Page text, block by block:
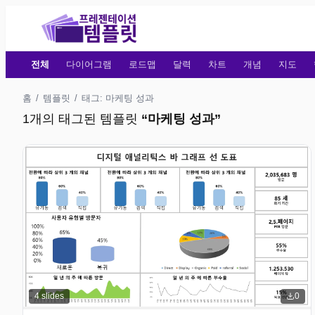
전체 다이어그램 로드맵 달력 차트 개념 지도
홈 / 템플릿 / 태그: 마케팅 성과
1개의 태그된 템플릿 “마케팅 성과”
4slides 0